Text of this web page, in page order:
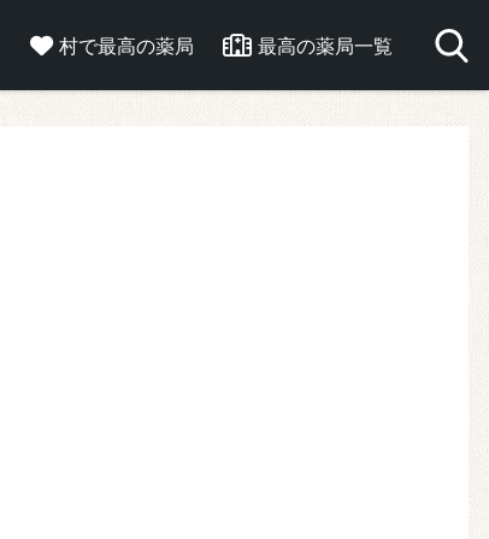
村で最高の薬局 最高の薬局一覧